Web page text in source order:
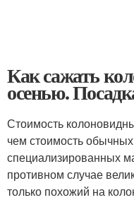
Как сажать
осенью.
Стоимость
чем стоимость
специализированных
противном случае
только похожий на